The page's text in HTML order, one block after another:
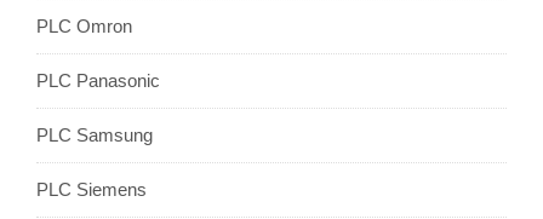
PLC Omron
PLC Panasonic
PLC Samsung
PLC Siemens